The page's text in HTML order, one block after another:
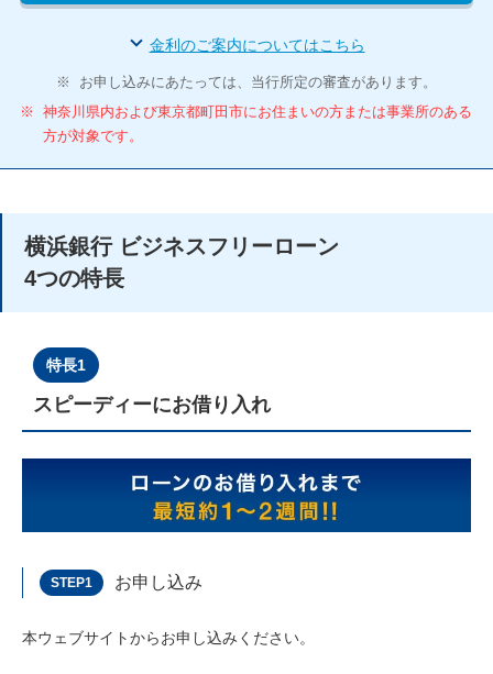
金利のご案内についてはこちら
※
お申し込みにあたっては、当行所定の審査があります。
※
神奈川県内および東京都町田市にお住まいの方または事業所のある
方が対象です。
横浜銀行 ビジネスフリーローン
4つの特長
特長1
スピーディーにお借り入れ
STEP1 お申し込み
本ウェブサイトからお申し込みください。